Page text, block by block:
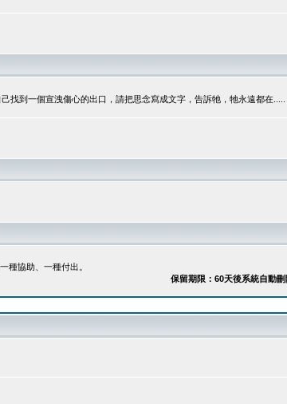
到一個宣洩傷心的出口，請把思念寫成文字，告訴牠，牠永遠都在.....
種協助、一種付出。
保留期限：60天後系統自動刪除